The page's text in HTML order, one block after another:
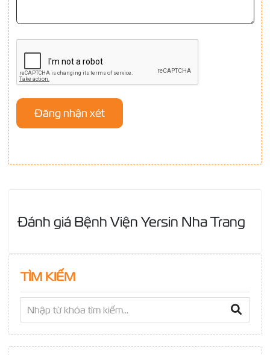
Đánh giá Bệnh Viện Yersin Nha Trang
TÌM KIẾM